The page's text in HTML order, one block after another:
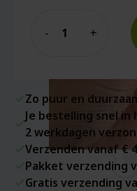
Zo puur en
Je bestelling snel in
2 werkdagen
Verzenden vanaf €
Pakket verzending
Gratis verzending